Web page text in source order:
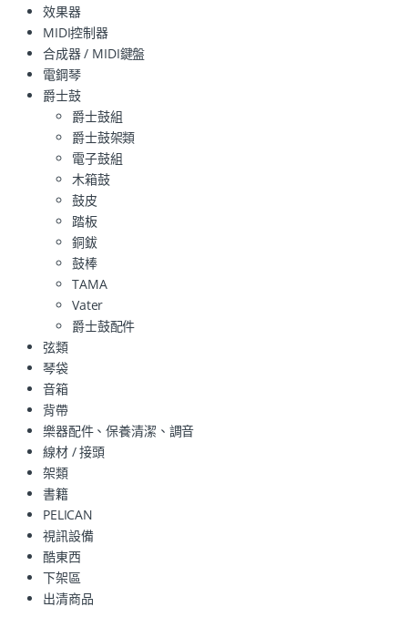
效果器
MIDI控制器
合成器 / MIDI鍵盤
電鋼琴
爵士鼓
爵士鼓組
爵士鼓架類
電子鼓組
木箱鼓
鼓皮
踏板
銅鈸
鼓棒
TAMA
Vater
爵士鼓配件
弦類
琴袋
音箱
背帶
樂器配件、保養清潔、調音
線材 / 接頭
架類
書籍
PELICAN
視訊設備
酷東西
下架區
出清商品